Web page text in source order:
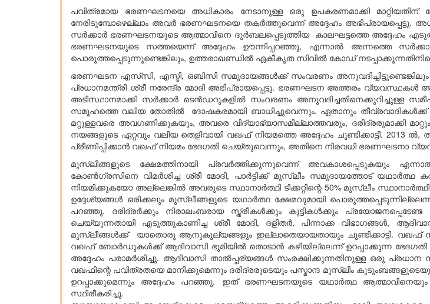
പവിത്രമായ ഭരണഘടനയെ അധികാരം നേടാനുള്ള ഒരു ഉപകരണമാക്കി മാറ്റിയതിന്
നേരിടുമ്പോഴെല്ലാം അവർ ഭരണഘടനയെ തകർത്തുവെന്ന് അദ്ദേഹം അഭിപ്രായപ്പെട്ടു.
സർക്കാർ ഭരണഘടനയുടെ ആത്മാവിനെ ദുർബലപ്പെടുത്തിയ കാലഘട്ടത്തെ അദ്ദേഹം
ഭരണഘടനയുടെ സത്തയെന്ന് അദ്ദേഹം ഊന്നിപ്പറഞ്ഞു, എന്നാൽ അന്നത്തെ
പൊരുത്തപ്പെടുന്നുണ്ടെങ്കിലും, ഉത്തരാഖണ്ഡിൽ ഏകീകൃത സിവിൽ കോഡ് നടപ്പാക്കുന്നതിനിടെ
ഭരണഘടന എസ്‌സി, എസ്ടി, ഒബിസി സമുദായങ്ങൾക്ക് സംവരണം
പ്രധാനമന്ത്രി ശ്രീ നരേന്ദ്ര മോദി അഭിപ്രായപ്പെട്ടു. ഭരണഘടന അത്തരം വ്യവസ്ഥകൾ
അടിസ്ഥാനമാക്കി സർക്കാർ ടെൻഡറുകളിൽ സംവരണം അനുവദിച്ചതിനെക്കുറിച്ചുള്ള
സമൂഹത്തെ വലിയ തോതിൽ ദോഷകരമായി ബാധിച്ചുവെന്നും, ഏതാനും
മറ്റുള്ളവരെ അവഗണിക്കുകയും, അവരെ വിദ്യാഭ്യാസമില്ലാത്തവരും, ദരിദ്രരുമാക്കി
നയങ്ങളുടെ ഏറ്റവും വലിയ തെളിവായി വഖഫ് നിയമത്തെ അദ്ദേഹം ചൂണ്ടിക്കാട്ടി.
പ്രീണിപ്പിക്കാൻ വഖഫ് നിയമം ഭേദഗതി ചെയ്തുവെന്നും, അതിനെ നിരവധി ഭരണഘടനാ
മുസ്ലീങ്ങളുടെ ക്ഷേമത്തിനായി പ്രവർത്തിക്കുന്നുവെന്ന് അവകാശപ്പെടുകയും
കോൺഗ്രസിനെ വിമർശിച്ച ശ്രീ മോദി, പാർട്ടിക്ക് മുസ്ലീം സമുദായത്തോട് യഥാർത്ഥ
നിയമിക്കുകയോ അല്ലെങ്കിൽ അവരുടെ സ്ഥാനാർത്ഥി ടിക്കറ്റിന്റെ 50% മുസ്ലീം
ഉദ്ദേശ്യങ്ങൾ ഒരിക്കലും മുസ്ലീങ്ങളുടെ യഥാർത്ഥ ക്ഷേമവുമായി
പറഞ്ഞു. ദരിദ്രർക്കും നിരാലംബരായ സ്ത്രീകൾക്കും കുട്ടികൾക്കും
ചെയ്യുന്നതായി എടുത്തുകാണിച്ച ശ്രീ മോദി, ദളിതർ, പിന്നാക്ക വിഭാഗങ്ങൾ,
മുസ്ലീങ്ങൾക്ക് യാതൊരു ആനുകൂല്യങ്ങളും ഇല്ലാതെയായതായും ചൂണ്ടിക്കാട്ടി. വഖഫ്
വഖഫ് ബോർഡുകൾക്ക് ആദിവാസി ഭൂമിയിൽ തൊടാൻ കഴിയില്ലെന്ന് ഉറപ്പാക്കുന്ന
അദ്ദേഹം പരാമർശിച്ചു. ആദിവാസി താൽപ്പര്യങ്ങൾ സംരക്ഷിക്കുന്നതിനുള്ള ഒരു പ്രധാന
വഖഫിന്റെ പവിത്രതയെ മാനിക്കുമെന്നും ദരിദ്രരുടെയും പസ്മാന്ദ മുസ്ലീം
ഉറപ്പാക്കുമെന്നും അദ്ദേഹം പറഞ്ഞു. ഇത് ഭരണഘടനയുടെ യഥാർത്ഥ ആത്മാവിനെയും
സ്ഥിരീകരിച്ചു.